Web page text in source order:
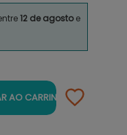
12 de agostoe
AO CARRINHO